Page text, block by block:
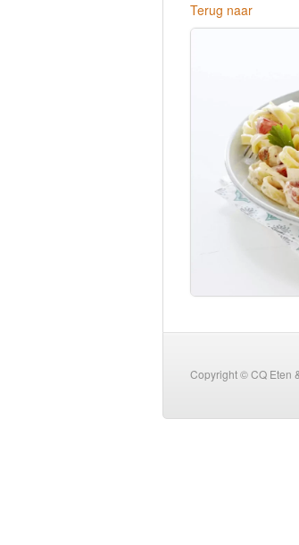
Terug naar
Copyright © CQ Eten